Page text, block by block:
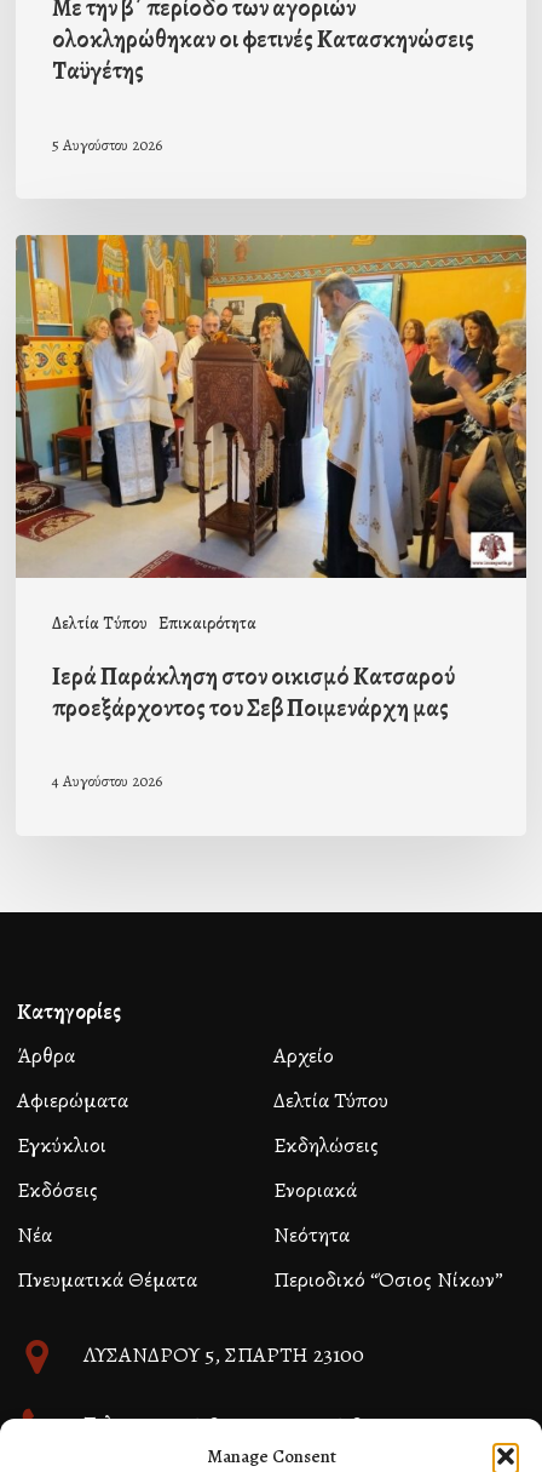
Manage Consent
Με την β΄ περίοδο των αγοριών
ολοκληρώθηκαν οι φετινές Κατασκηνώσεις
Ταϋγέτης
5 Αυγούστου 2026
Δελτία Τύπου Επικαιρότητα
Ιερά
Παράκληση
στον
οικισμό
Κατσαρού
προεξάρχοντος
του
Σεβ
Ιερά Παράκληση στον οικισμό Κατσαρού
προεξάρχοντος του Σεβ Ποιμενάρχη μας
4 Αυγούστου 2026
Κατηγορίες
Άρθρα
Αρχείο
Αφιερώματα
Δελτία Τύπου
Εγκύκλιοι
Εκδηλώσεις
Εκδόσεις
Ενοριακά
Νέα
Νεότητα
Πνευματικά Θέματα
Περιοδικό “Όσιος Νίκων”
ΛΥΣΑΝΔΡΟΥ 5, ΣΠΑΡΤΗ 23100
Τηλ. 27310 26580 και 27310 26581